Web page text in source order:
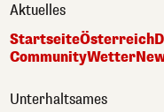
Aktuelles
StartseiteÖsterreich
CommunityWetter
Unterhaltsames